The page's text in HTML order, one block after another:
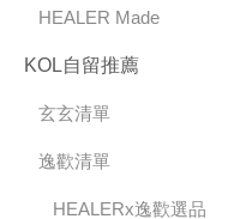
HEALER Made
KOL自留推薦
玄玄清單
逸歡清單
HEALERx逸歡選品